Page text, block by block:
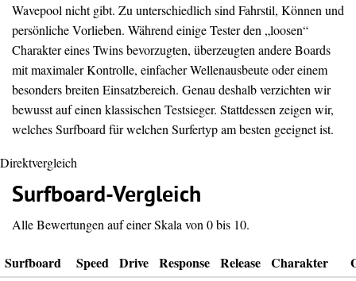
Wavepool nicht gibt. Zu unterschiedlich sind Fahrstil, Können und
persönliche Vorlieben. Während einige Tester den „loosen“
Charakter eines Twins bevorzugten, überzeugten andere Boards
mit maximaler Kontrolle, einfacher Wellenausbeute oder einem
besonders breiten Einsatzbereich. Genau deshalb verzichten wir
bewusst auf einen klassischen Testsieger. Stattdessen zeigen wir,
welches Surfboard für welchen Surfertyp am besten geeignet ist.
Direktvergleich
Surfboard-Vergleich
Alle Bewertungen auf einer Skala von 0 bis 10.
Surfboard Speed Drive Response Release Charakter